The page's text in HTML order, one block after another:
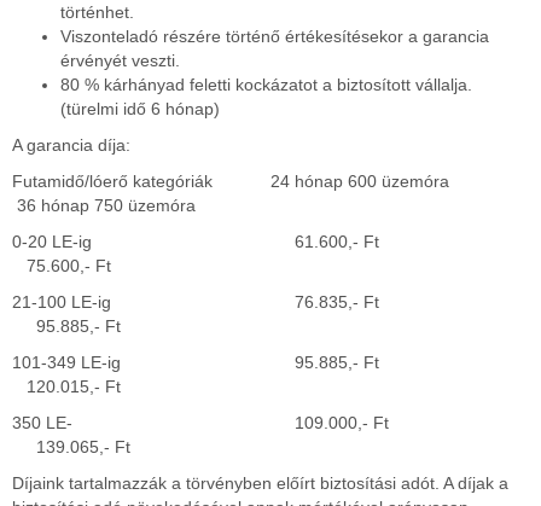
történhet.
Viszonteladó részére történő értékesítésekor a garancia
érvényét veszti.
80 % kárhányad feletti kockázatot a biztosított vállalja.
(türelmi idő 6 hónap)
A garancia díja:
Futamidő/lóerő kategóriák 24 hónap 600 üzemóra
36 hónap 750 üzemóra
0-20 LE-ig 61.600,- Ft
75.600,- Ft
21-100 LE-ig 76.835,- Ft
95.885,- Ft
101-349 LE-ig 95.885,- Ft
120.015,- Ft
350 LE- 109.000,- Ft
139.065,- Ft
Díjaink tartalmazzák a törvényben előírt biztosítási adót. A díjak a